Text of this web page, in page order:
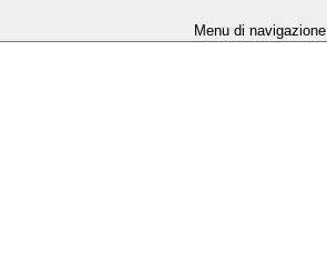
Menu di navigazione